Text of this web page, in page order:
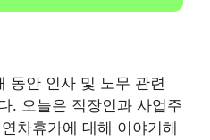
동안 인사 및 노무 관련
. 오늘은 직장인과 사업주
차휴가에 대해 이야기해